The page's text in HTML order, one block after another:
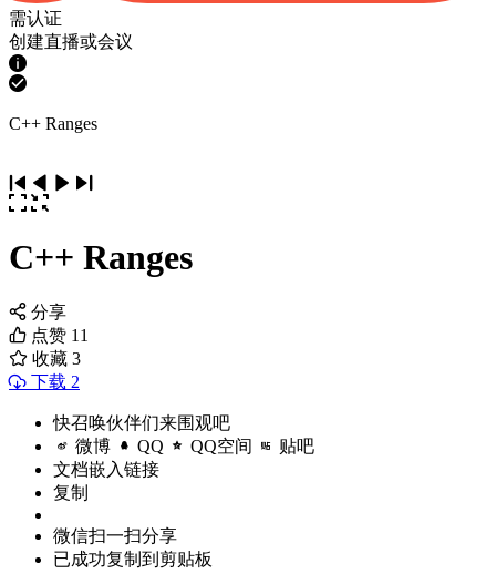
需认证
创建直播或会议
C++ Ranges
C++ Ranges
分享
点赞 11
收藏 3
下载 2
快召唤伙伴们来围观吧
微博 QQ QQ空间 贴吧
文档嵌入链接
复制
微信扫一扫分享
已成功复制到剪贴板